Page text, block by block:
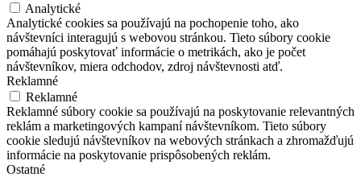
Analytické
Analytické cookies sa používajú na pochopenie toho, ako
návštevníci interagujú s webovou stránkou. Tieto súbory cookie
pomáhajú poskytovať informácie o metrikách, ako je počet
návštevníkov, miera odchodov, zdroj návštevnosti atď.
Reklamné
Reklamné
Reklamné súbory cookie sa používajú na poskytovanie relevantných
reklám a marketingových kampaní návštevníkom. Tieto súbory
cookie sledujú návštevníkov na webových stránkach a zhromažďujú
informácie na poskytovanie prispôsobených reklám.
Ostatné